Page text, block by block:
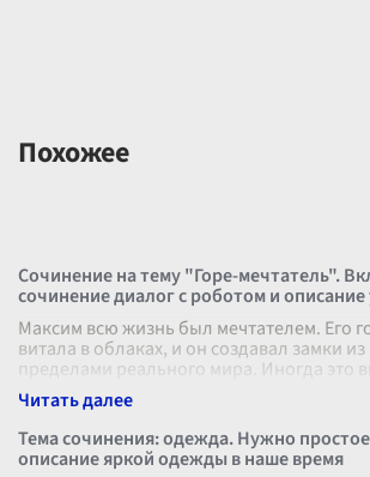
Похожее
Сочинение на тему "Горе-мечтатель".
сочинение диалог с роботом и
Максим всю жизнь был мечтателем. Его
витала в облаках, и он создавал замки
пределами реального мира. Иногда это
окружающих раздражени
Тема сочинения: одежда. Нужно
описание яркой одежды в наше время